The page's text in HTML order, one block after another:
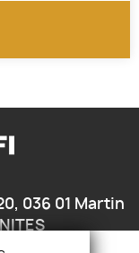
036 01 Martin